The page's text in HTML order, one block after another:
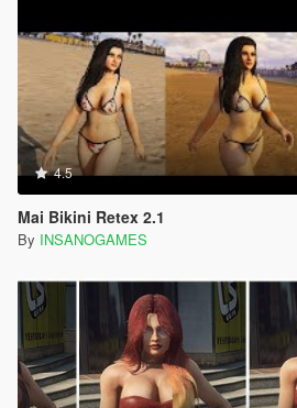
4.5
Mai Bikini Retex 2.1
By INSANOGAMES